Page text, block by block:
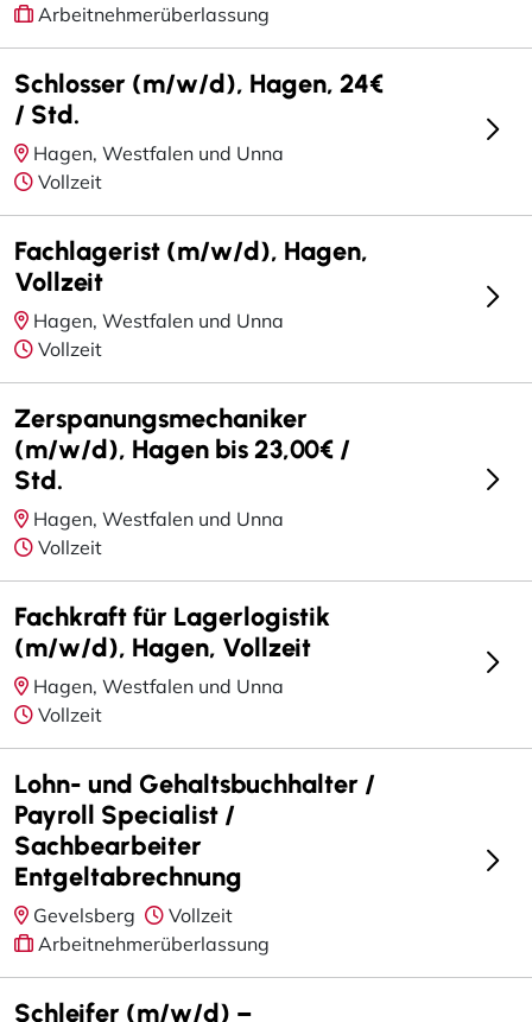
Arbeitnehmerüberlassung
Schlosser (m/w/d), Hagen, 24€
/ Std.
Hagen, Westfalen und Unna
Vollzeit
Fachlagerist (m/w/d), Hagen,
Vollzeit
Hagen, Westfalen und Unna
Vollzeit
Zerspanungsmechaniker
(m/w/d), Hagen bis 23,00€ /
Std.
Hagen, Westfalen und Unna
Vollzeit
Fachkraft für Lagerlogistik
(m/w/d), Hagen, Vollzeit
Hagen, Westfalen und Unna
Vollzeit
Lohn- und Gehaltsbuchhalter /
Payroll Specialist /
Sachbearbeiter
Entgeltabrechnung
Gevelsberg
Vollzeit
Arbeitnehmerüberlassung
Schleifer (m/w/d) –